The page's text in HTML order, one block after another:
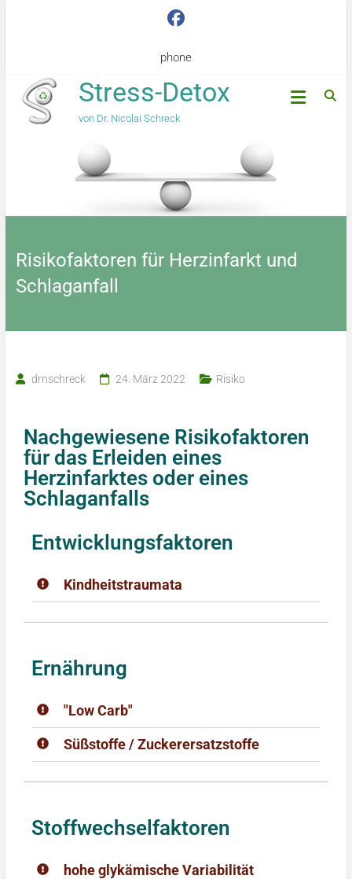
phone
Stress-Detox
von Dr. Nicolai Schreck
Risikofaktoren für Herzinfarkt und
Schlaganfall
drnschreck 24. März 2022 Risiko
Nachgewiesene Risikofaktoren
für das Erleiden eines
Herzinfarktes oder eines
Schlaganfalls
Entwicklungsfaktoren
Kindheitstraumata
Ernährung
"Low Carb"
Süßstoffe / Zuckerersatzstoffe
Stoffwechselfaktoren
hohe glykämische Variabilität